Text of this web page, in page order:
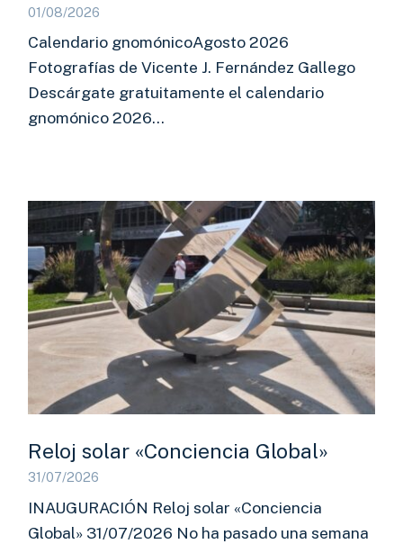
01/08/2026
Calendario gnomónicoAgosto 2026
Fotografías de Vicente J. Fernández Gallego
Descárgate gratuitamente el calendario
gnomónico 2026…
Reloj solar «Conciencia Global»
31/07/2026
INAUGURACIÓN Reloj solar «Conciencia
Global» 31/07/2026 No ha pasado una semana